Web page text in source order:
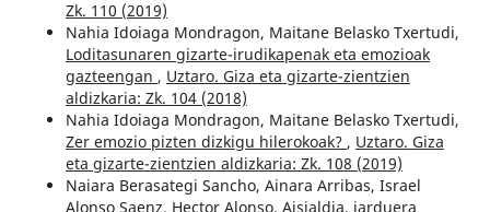
Zk. 110 (2019)
Nahia Idoiaga Mondragon, Maitane Belasko Txertudi,
Loditasunaren gizarte-irudikapenak eta emozioak
gazteengan , Uztaro. Giza eta gizarte-zientzien
aldizkaria: Zk. 104 (2018)
Nahia Idoiaga Mondragon, Maitane Belasko Txertudi,
Zer emozio pizten dizkigu hilerokoak? , Uztaro. Giza
eta gizarte-zientzien aldizkaria: Zk. 108 (2019)
Naiara Berasategi Sancho, Ainara Arribas, Israel
Alonso Saenz, Hector Alonso, Aisialdia, jarduera